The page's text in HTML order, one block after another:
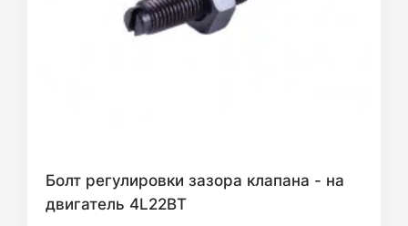
Болт регулировки зазора клапана - на
двигатель 4L22BT